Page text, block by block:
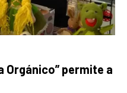
Orgánico” permite a